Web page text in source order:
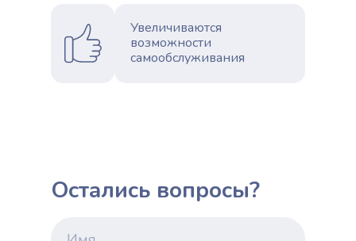
Увеличиваются
возможности
самообслуживания
Остались вопросы?